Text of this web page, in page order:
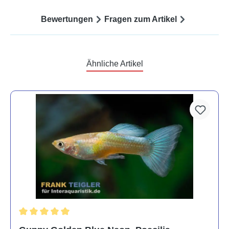
Bewertungen Fragen zum Artikel
Ähnliche Artikel